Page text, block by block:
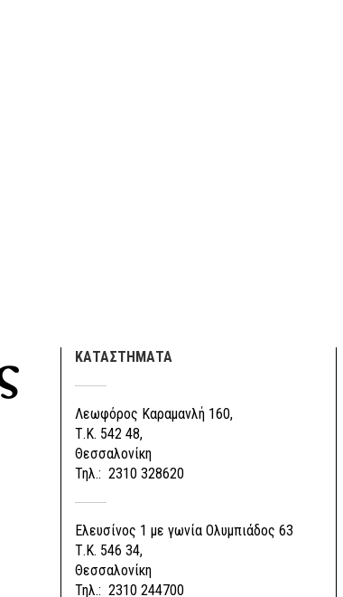
ΚΑΤΑΣΤΗΜΑΤΑ
Λεωφόρος Καραμανλή 160,
Τ.Κ. 542 48,
Θεσσαλονίκη
Τηλ.: 2310 328620
Ελευσίνος 1 με γωνία Ολυμπιάδος 63
Τ.Κ. 546 34,
Θεσσαλονίκη
Τηλ.: 2310 244700